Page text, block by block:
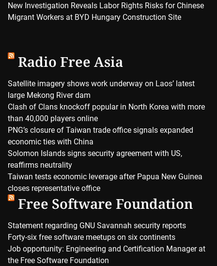
New Investigation Reveals Labor Rights Risks for Chinese
Migrant Workers at BYD Hungary Construction Site
Radio Free Asia
Satellite imagery shows work underway on Laos’ latest
large Mekong River dam
Clash of Clans knockoff popular in North Korea with more
than 40,000 players online
PNG’s closure of Taiwan trade office signals expanded
economic ties with China
Solomon Islands signs security agreement with US,
reaffirms neutrality
Taiwan tests economic leverage after Papua New Guinea
closes representative office
Free Software Foundation
Statement regarding GNU Savannah security reports
Forty-six free software meetups on six continents
Job opportunity: Engineering and Certification Manager at
the Free Software Foundation